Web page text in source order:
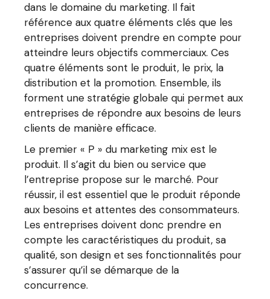
dans le domaine du marketing. Il fait
référence aux quatre éléments clés que les
entreprises doivent prendre en compte pour
atteindre leurs objectifs commerciaux. Ces
quatre éléments sont le produit, le prix, la
distribution et la promotion. Ensemble, ils
forment une stratégie globale qui permet aux
entreprises de répondre aux besoins de leurs
clients de manière efficace.
Le premier « P » du marketing mix est le
produit. Il s’agit du bien ou service que
l’entreprise propose sur le marché. Pour
réussir, il est essentiel que le produit réponde
aux besoins et attentes des consommateurs.
Les entreprises doivent donc prendre en
compte les caractéristiques du produit, sa
qualité, son design et ses fonctionnalités pour
s’assurer qu’il se démarque de la
concurrence.